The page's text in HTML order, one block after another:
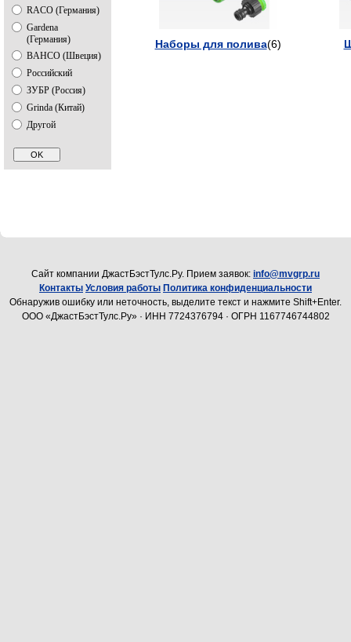
RACO (Германия)
Gardena
(Германия)
BAHCO (Швеция)
Российский
ЗУБР (Россия)
Grinda (Китай)
Другой
Наборы для полива(6)
Cайт компании ДжастБэстТулс.Ру. Прием заявок: info@mvgrp.ru
Контакты Условия работы Политика конфиденциальности
Обнаружив ошибку или неточность, выделите текст и нажмите Shift+Enter.
ООО «ДжастБэстТулс.Ру» · ИНН 7724376794 · ОГРН 1167746744802